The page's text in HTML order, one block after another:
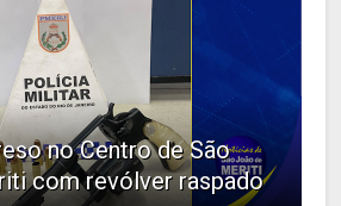
no Centro de São
com revólver raspado